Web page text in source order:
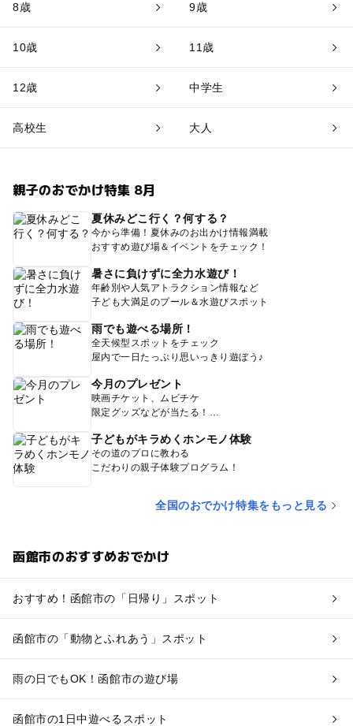
8歳 9歳
10歳 11歳
12歳 中学生
高校生 大人
親子のおでかけ特集 8月
夏休みどこ行く？何する？
今から準備！夏休みのお出かけ情報満載
おすすめ遊び場＆イベントをチェック！
暑さに負けずに全力水遊び！
年齢別や人気アトラクション情報など
子ども大満足のプール＆水遊びスポット
雨でも遊べる場所！
全天候型スポットをチェック
屋内で一日たっぷり思いっきり遊ぼう♪
今月のプレゼント
映画チケット、ムビチケ
限定グッズなどが当たる！
子どもがキラめくホンモノ体験
その道のプロに教わる
こだわりの親子体験プログラム！
全国のおでかけ特集をもっと見る
函館市のおすすめおでかけ
おすすめ！函館市の「日帰り」スポット
函館市の「動物とふれあう」スポット
雨の日でもOK！函館市の遊び場
函館市の1日中遊べるスポット